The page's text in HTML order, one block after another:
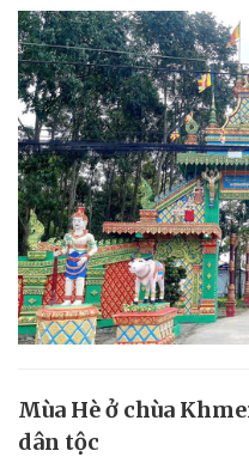
Mùa Hè ở chùa
dân tộc